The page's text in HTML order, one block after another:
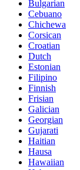
Bulgarian
Cebuano
Chichewa
Corsican
Croatian
Dutch
Estonian
Filipino
Finnish
Frisian
Galician
Georgian
Gujarati
Haitian
Hausa
Hawaiian